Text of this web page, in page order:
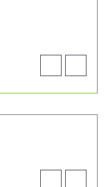
product
aan
winkelwagen